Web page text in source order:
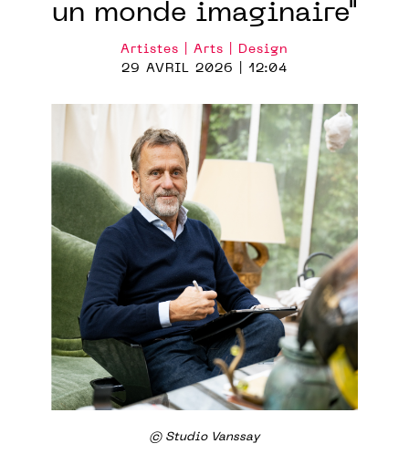
un monde imaginaire"
Artistes | Arts | Design
29 AVRIL 2026 | 12:04
© Studio Vanssay